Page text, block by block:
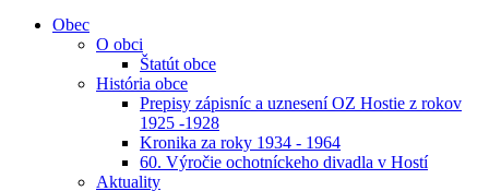
Obec
O obci
Štatút obce
História obce
Prepisy zápisníc a uznesení OZ Hostie z rokov
1925 -1928
Kronika za roky 1934 - 1964
60. Výročie ochotníckeho divadla v Hostí
Aktuality